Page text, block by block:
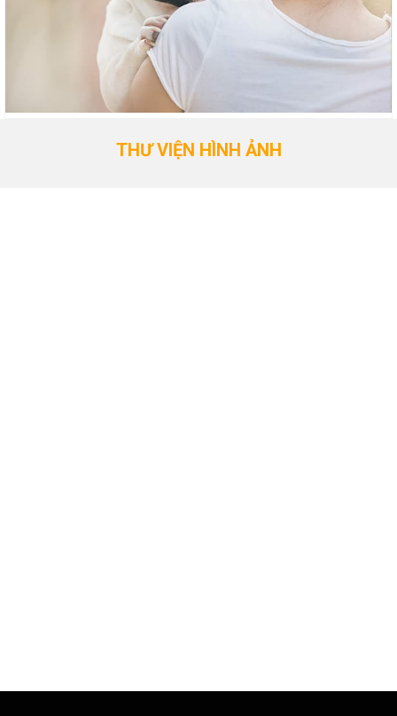
THƯ VIỆN HÌNH ẢNH